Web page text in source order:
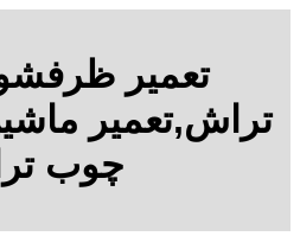
تعمیر
تراش,تعمیر
چوب